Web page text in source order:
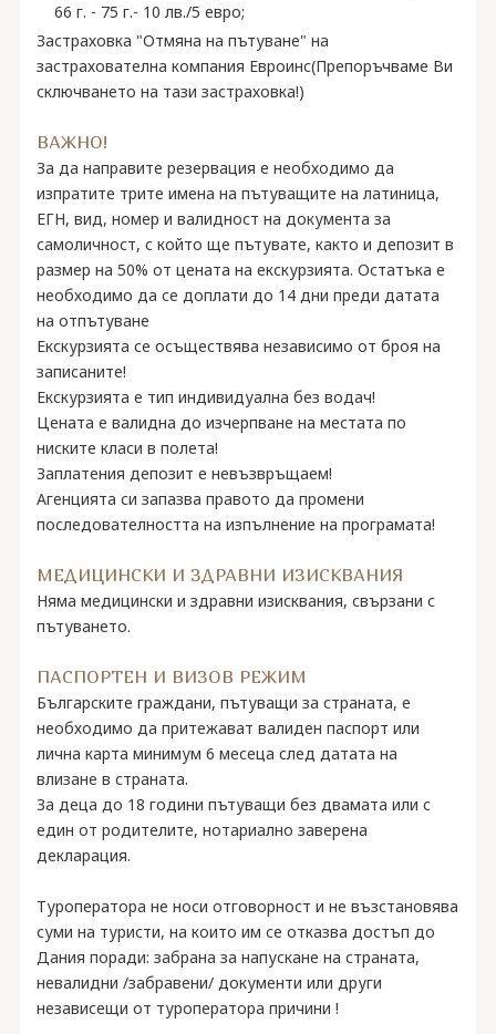
66 г. - 75 г.- 10 лв./5 евро;
Застраховка "Отмяна на пътуване" на
застрахователна компания Евроинс(Препоръчваме Ви
сключването на тази застраховка!)
ВАЖНО!
За да направите резервация е необходимо да
изпратите трите имена на пътуващите на латиница,
ЕГН, вид, номер и валидност на документа за
самоличност, с който ще пътувате, както и депозит в
размер на 50% oт цената на екскурзията. Остатъка е
необходимо да се доплати до 14 дни преди датата
на отпътуване
Екскурзията се осъществява независимо от броя на
записаните!
Екскурзията е тип индивидуална без водач!
Цената е валидна до изчерпване на местата по
ниските класи в полета!
Заплатения депозит е невъзвръщаем!
Агенцията си запазва правото да промени
последователността на изпълнение на програмата!
МЕДИЦИНСКИ И ЗДРАВНИ ИЗИСКВАНИЯ
Няма медицински и здравни изисквания, свързани с
пътуването.
ПАСПОРТЕН И ВИЗОВ РЕЖИМ
Българските граждани, пътуващи за страната, е
необходимо да притежават валиден паспорт или
лична карта минимум 6 месеца след датата на
влизане в страната.
За деца до 18 години пътуващи без двамата или с
един от родителите, нотариално заверена
декларация.
Туроператора не носи отговорност и не възстановява
суми на туристи, на които им се отказва достъп до
Дания поради: забрана за напускане на страната,
невалидни /забравени/ документи или други
независещи от туроператора причини !